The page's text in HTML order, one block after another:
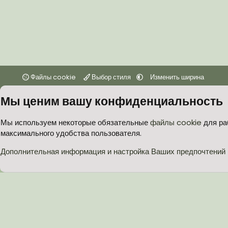
Файлы cookie Выбор стиля Изменить ширина
Мы ценим вашу конфиденциальность
Мы используем некоторые обязательныефайлы cookie для
максимального удобства пользователя.
Дополнительная информация и настройка Ваших предпочтений